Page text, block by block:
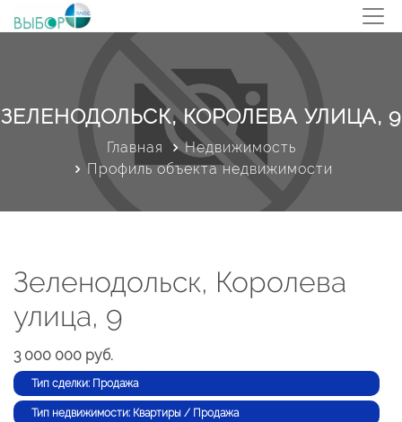
ЗЕЛЕНОДОЛЬСК, КОРОЛЕВА УЛИЦА, 9
Главная
Недвижимость
Профиль объекта недвижимости
Зеленодольск, Королева
улица, 9
3 000 000 руб.
Тип сделки: Продажа
Тип недвижимости: Квартиры / Продажа